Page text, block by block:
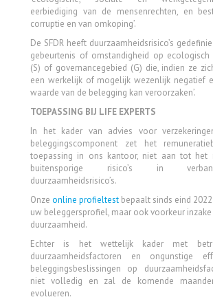
eerbiediging van de mensenrechten, en
corruptie en van omkoping’.
De SFDR heeft duurzaamheidsrisico’s
gebeurtenis of omstandigheid op ecologisch
(S) of governancegebied (G) die, indien ze
een werkelijk of mogelijk wezenlijk negatief
waarde van de belegging kan veroorzaken’.
TOEPASSING BIJ LIFE EXPERTS
In het kader van advies voor
beleggingscomponent zet het
toepassing in ons kantoor, niet aan tot het
buitensporige risico’s in
duurzaamheidsrisico’s.
Onze online profieltest bepaalt sinds eind
uw beleggersprofiel, maar ook voorkeur inzake
duurzaamheid.
Echter is het wettelijk kader met
duurzaamheidsfactoren en ongunstige
beleggingsbeslissingen op
niet volledig en zal de komende
evolueren.